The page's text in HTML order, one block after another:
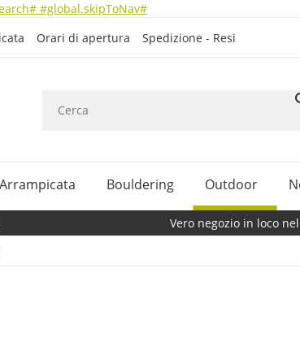
#global.skipToNav#
Orari di apertura Spedizione - Resi
Arrampicata Bouldering Outdoor
Vero negozio in loco